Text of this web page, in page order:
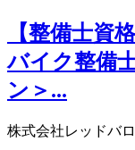
【整備士資
バイク整備
ン＞...
株式会社レッドバ